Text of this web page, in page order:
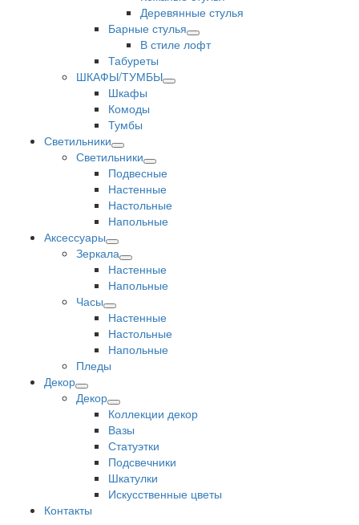
Деревянные стулья
Барные стулья
В стиле лофт
Табуреты
ШКАФЫ/ТУМБЫ
Шкафы
Комоды
Тумбы
Светильники
Светильники
Подвесные
Настенные
Настольные
Напольные
Аксессуары
Зеркала
Настенные
Напольные
Часы
Настенные
Настольные
Напольные
Пледы
Декор
Декор
Коллекции декор
Вазы
Статуэтки
Подсвечники
Шкатулки
Искусственные цветы
Контакты